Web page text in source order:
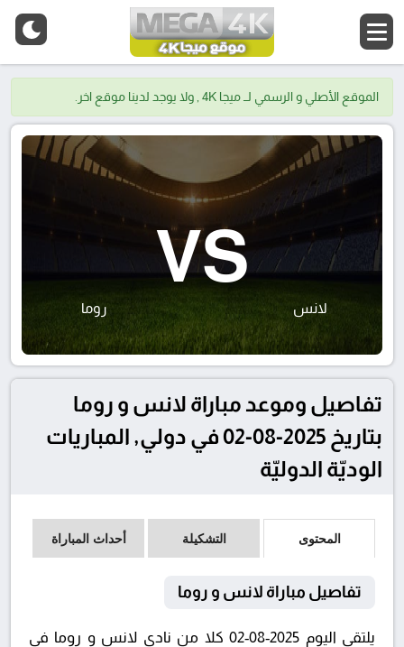
الموقع الأصلي و الرسمي لــ ميجا 4K , ولا يوجد لدينا موقع اخر.
لانس
VS
روما
تفاصيل وموعد مباراة لانس و روما
بتاريخ 2025-08-02 في دولي, المباريات
الوديّة الدوليّة
المحتوى التشكيلة أحداث المباراة
تفاصيل مباراة لانس و روما
يلتقى اليوم 2025-08-02 كلا من نادى لانس و روما فى